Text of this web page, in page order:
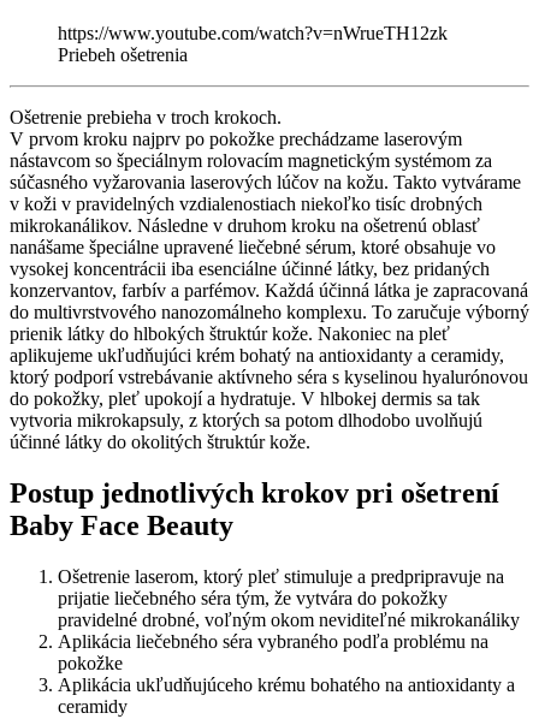
https://www.youtube.com/watch?v=nWrueTH12zk
Priebeh ošetrenia
Ošetrenie prebieha v troch krokoch.
V prvom kroku najprv po pokožke prechádzame laserovým
nástavcom so špeciálnym rolovacím magnetickým systémom za
súčasného vyžarovania laserových lúčov na kožu. Takto vytvárame
v koži v pravidelných vzdialenostiach niekoľko tisíc drobných
mikrokanálikov. Následne v druhom kroku na ošetrenú oblasť
nanášame špeciálne upravené liečebné sérum, ktoré obsahuje vo
vysokej koncentrácii iba esenciálne účinné látky, bez pridaných
konzervantov, farbív a parfémov. Každá účinná látka je zapracovaná
do multivrstvového nanozomálneho komplexu. To zaručuje výborný
prienik látky do hlbokých štruktúr kože. Nakoniec na pleť
aplikujeme ukľudňujúci krém bohatý na antioxidanty a ceramidy,
ktorý podporí vstrebávanie aktívneho séra s kyselinou hyalurónovou
do pokožky, pleť upokojí a hydratuje. V hlbokej dermis sa tak
vytvoria mikrokapsuly, z ktorých sa potom dlhodobo uvolňujú
účinné látky do okolitých štruktúr kože.
Postup jednotlivých krokov pri ošetrení
Baby Face Beauty
Ošetrenie laserom, ktorý pleť stimuluje a predpripravuje na
prijatie liečebného séra tým, že vytvára do pokožky
pravidelné drobné, voľným okom neviditeľné mikrokanáliky
Aplikácia liečebného séra vybraného podľa problému na
pokožke
Aplikácia ukľudňujúceho krému bohatého na antioxidanty a
ceramidy